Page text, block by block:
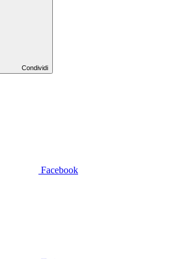
Condividi
Facebook